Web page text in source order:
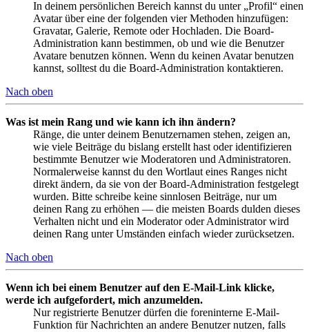
In deinem persönlichen Bereich kannst du unter „Profil“ einen
Avatar über eine der folgenden vier Methoden hinzufügen:
Gravatar, Galerie, Remote oder Hochladen. Die Board-
Administration kann bestimmen, ob und wie die Benutzer
Avatare benutzen können. Wenn du keinen Avatar benutzen
kannst, solltest du die Board-Administration kontaktieren.
Nach oben
Was ist mein Rang und wie kann ich ihn ändern?
Ränge, die unter deinem Benutzernamen stehen, zeigen an,
wie viele Beiträge du bislang erstellt hast oder identifizieren
bestimmte Benutzer wie Moderatoren und Administratoren.
Normalerweise kannst du den Wortlaut eines Ranges nicht
direkt ändern, da sie von der Board-Administration festgelegt
wurden. Bitte schreibe keine sinnlosen Beiträge, nur um
deinen Rang zu erhöhen — die meisten Boards dulden dieses
Verhalten nicht und ein Moderator oder Administrator wird
deinen Rang unter Umständen einfach wieder zurücksetzen.
Nach oben
Wenn ich bei einem Benutzer auf den E-Mail-Link klicke,
werde ich aufgefordert, mich anzumelden.
Nur registrierte Benutzer dürfen die foreninterne E-Mail-
Funktion für Nachrichten an andere Benutzer nutzen, falls